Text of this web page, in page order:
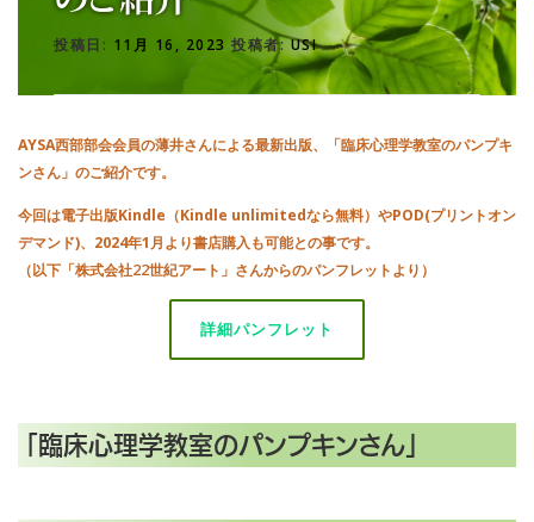
プライバシーポリシー
投稿日: 11月 16, 2023 投稿者:USI
AYSA西部部会会員の薄井さんによる最新出版、「臨床心理学教室のパンプキ
ンさん」のご紹介です。
今回は電子出版Kindle（Kindle unlimitedなら無料）やPOD(プリントオン
デマンド)、2024年1月より書店購入も可能との事です。
（以下「株式会社22世紀アート」さんからのパンフレットより）
詳細パンフレット
「臨床心理学教室のパンプキンさん」